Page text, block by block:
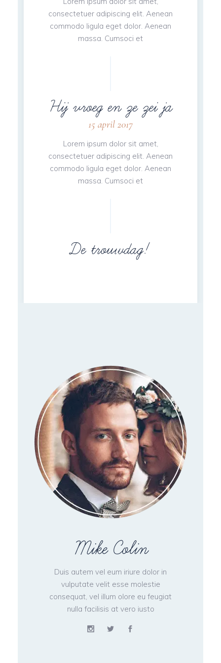
consectetuer adipiscing elit. Aenean
commodo ligula eget dolor. Aenean
massa. Cumsoci et
Hij vroeg en ze zei ja
15 april 2017
Lorem ipsum dolor sit amet,
consectetuer adipiscing elit. Aenean
commodo ligula eget dolor. Aenean
massa. Cumsoci et
De trouwdag!
Mike Colin
Duis autem vel eum iriure dolor in
vulputate velit esse molestie
consequat, vel illum olore eu feugiat
nulla facilisis at vero iusto